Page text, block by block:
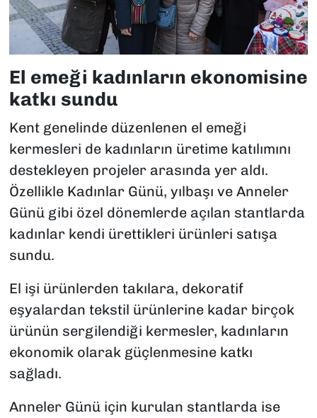
El emeği kadınların ekonomisine
katkı sundu
Kent genelinde düzenlenen el emeği
kermesleri de kadınların üretime katılımını
destekleyen projeler arasında yer aldı.
Özellikle Kadınlar Günü, yılbaşı ve Anneler
Günü gibi özel dönemlerde açılan stantlarda
kadınlar kendi ürettikleri ürünleri satışa
sundu.
El işi ürünlerden takılara, dekoratif
eşyalardan tekstil ürünlerine kadar birçok
ürünün sergilendiği kermesler, kadınların
ekonomik olarak güçlenmesine katkı
sağladı.
Anneler Günü için kurulan stantlarda ise